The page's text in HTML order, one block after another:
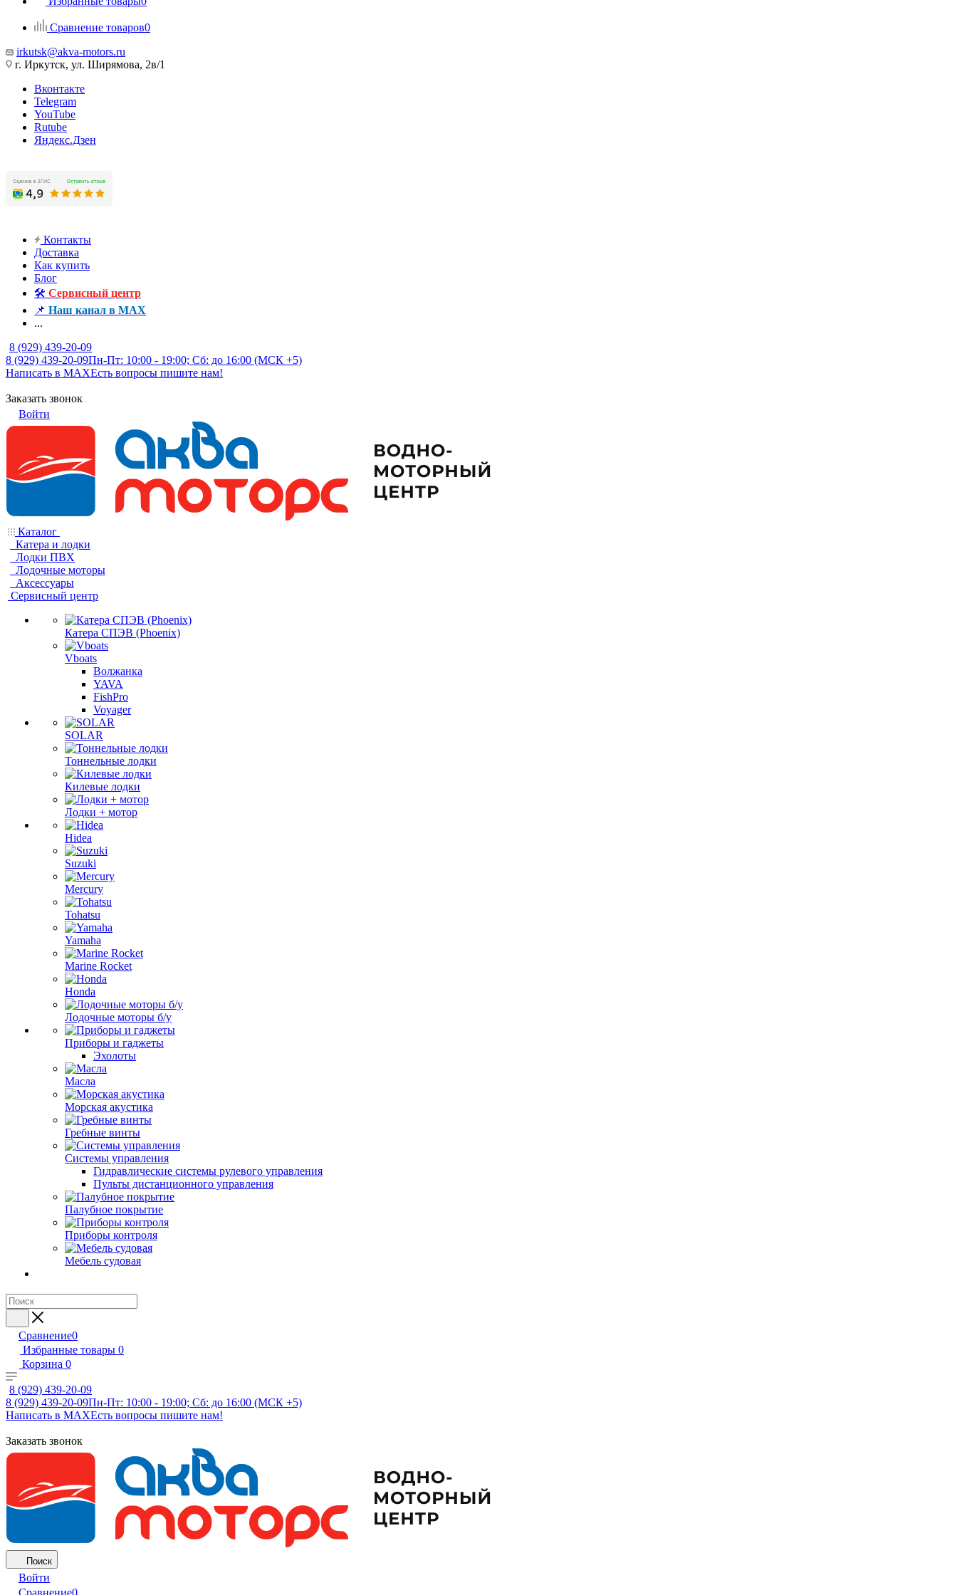
Сравнение товаров0
irkutsk@akva-motors.ru
г. Иркутск, ул. Ширямова, 2в/1
Вконтакте
Telegram
YouTube
Rutube
Яндекс.Дзен
Контакты
Доставка
Как купить
Блог
🛠️ Сервисный центр
📌 Наш канал в MAX
...
8 (929) 439-20-09
8 (929) 439-20-09Пн-Пт: 10:00 - 19:00; Сб: до 16:00 (МСК +5)
Написать в MAXЕсть вопросы пишите нам!
Заказать звонок
Войти
Каталог
Катера и лодки
Лодки ПВХ
Лодочные моторы
Аксессуары
Сервисный центр
Катера СПЭВ (Phoenix)
Vboats
Волжанка
YAVA
FishPro
Voyager
SOLAR
Тоннельные лодки
Килевые лодки
Лодки + мотор
Hidea
Suzuki
Mercury
Tohatsu
Yamaha
Marine Rocket
Honda
Лодочные моторы б/у
Приборы и гаджеты
Эхолоты
Масла
Морская акустика
Гребные винты
Системы управления
Гидравлические системы рулевого управления
Пульты дистанционного управления
Палубное покрытие
Приборы контроля
Мебель судовая
Сравнение0
Избранные товары 0
Корзина 0
8 (929) 439-20-09
8 (929) 439-20-09Пн-Пт: 10:00 - 19:00; Сб: до 16:00 (МСК +5)
Написать в MAXЕсть вопросы пишите нам!
Заказать звонок
Поиск
Войти
Сравнение0